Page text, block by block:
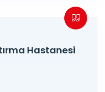
Hastanesi